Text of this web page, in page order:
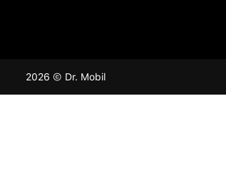
2026 © Dr. Mobil